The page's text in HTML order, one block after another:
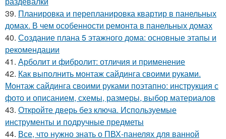
39. Планировка и перепланировка квартир в панельных
домах. В чем особенности ремонта в панельных домах
40. Создание плана 5 этажного дома: основные этапы и
рекомендации
41. Арболит и фибролит: отличия и применение
42. Как выполнить монтаж сайдинга своими руками.
Монтаж сайдинга своими руками поэтапно: инструкция с
фото и описанием, схемы, размеры, выбор материалов
43. Откройте дверь без ключа. Используемые
инструменты и подручные предметы
44. Все, что нужно знать о ПВХ-панелях для ванной